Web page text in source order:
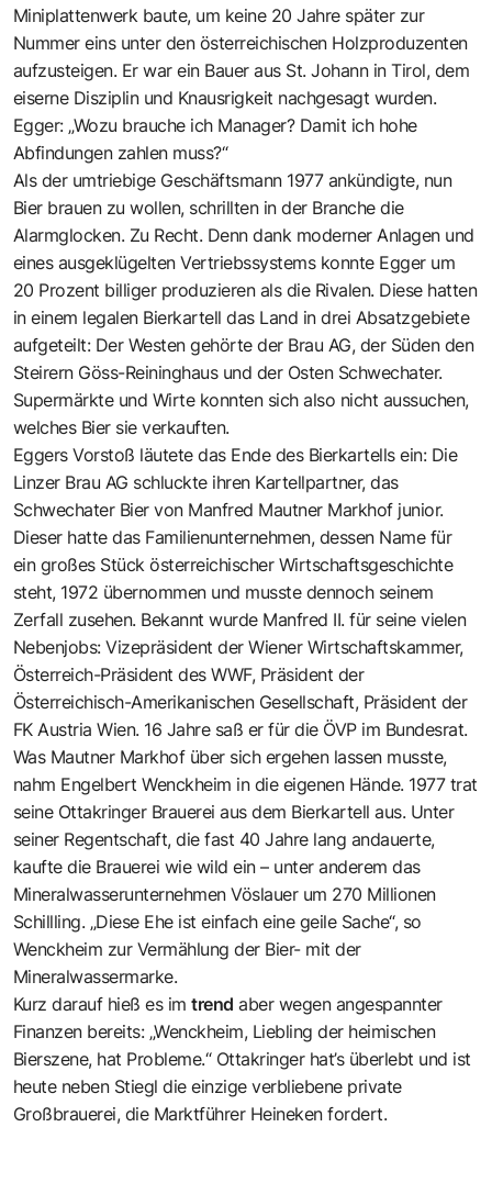
Miniplattenwerk baute, um keine 20 Jahre später zur
Nummer eins unter den österreichischen Holzproduzenten
aufzusteigen. Er war ein Bauer aus St. Johann in Tirol, dem
eiserne Disziplin und Knausrigkeit nachgesagt wurden.
Egger: „Wozu brauche ich Manager? Damit ich hohe
Abfindungen zahlen muss?“
Als der umtriebige Geschäftsmann 1977 ankündigte, nun
Bier brauen zu wollen, schrillten in der Branche die
Alarmglocken. Zu Recht. Denn dank moderner Anlagen und
eines ausgeklügelten Vertriebssystems konnte Egger um
20 Prozent billiger produzieren als die Rivalen. Diese hatten
in einem legalen Bierkartell das Land in drei Absatzgebiete
aufgeteilt: Der Westen gehörte der Brau AG, der Süden den
Steirern Göss-Reininghaus und der Osten Schwechater.
Supermärkte und Wirte konnten sich also nicht aussuchen,
welches Bier sie verkauften.
Eggers Vorstoß läutete das Ende des Bierkartells ein: Die
Linzer Brau AG schluckte ihren Kartellpartner, das
Schwechater Bier von Manfred Mautner Markhof junior.
Dieser hatte das Familienunternehmen, dessen Name für
ein großes Stück österreichischer Wirtschaftsgeschichte
steht, 1972 übernommen und musste dennoch seinem
Zerfall zusehen. Bekannt wurde Manfred II. für seine vielen
Nebenjobs: Vizepräsident der Wiener Wirtschaftskammer,
Österreich-Präsident des WWF, Präsident der
Österreichisch-Amerikanischen Gesellschaft, Präsident der
FK Austria Wien. 16 Jahre saß er für die ÖVP im Bundesrat.
Was Mautner Markhof über sich ergehen lassen musste,
nahm Engelbert Wenckheim in die eigenen Hände. 1977 trat
seine Ottakringer Brauerei aus dem Bierkartell aus. Unter
seiner Regentschaft, die fast 40 Jahre lang andauerte,
kaufte die Brauerei wie wild ein – unter anderem das
Mineralwasserunternehmen Vöslauer um 270 Millionen
Schillling. „Diese Ehe ist einfach eine geile Sache“, so
Wenckheim zur Vermählung der Bier- mit der
Mineralwassermarke.
Kurz darauf hieß es imtrend aber wegen angespannter
Finanzen bereits: „Wenckheim, Liebling der heimischen
Bierszene, hat Probleme.“ Ottakringer hat’s überlebt und ist
heute neben Stiegl die einzige verbliebene private
Großbrauerei, die Marktführer Heineken fordert.